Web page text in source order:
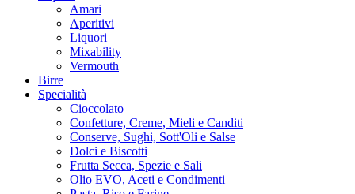
Amari
Aperitivi
Liquori
Mixability
Vermouth
Birre
Specialità
Cioccolato
Confetture, Creme, Mieli e Canditi
Conserve, Sughi, Sott'Oli e Salse
Dolci e Biscotti
Frutta Secca, Spezie e Sali
Olio EVO, Aceti e Condimenti